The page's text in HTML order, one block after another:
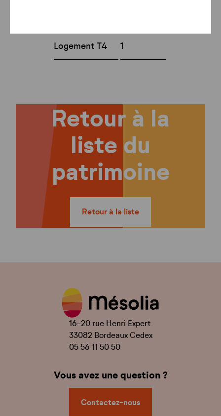
Logement T4 1
Retour à la
liste du
patrimoine
Retour à la liste
16-20 rue Henri Expert
33082 Bordeaux Cedex
05 56 11 50 50
Vous avez une question ?
Contactez-nous